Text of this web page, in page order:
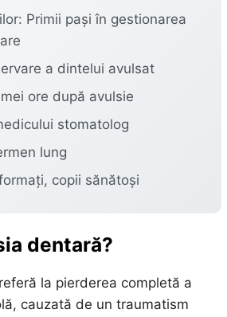
Primii pași în gestionarea
a dintelui avulsat
ore după avulsie
stomatolog
lung
copii sănătoși
dentară?
la pierderea completă a
cauzată de un traumatism